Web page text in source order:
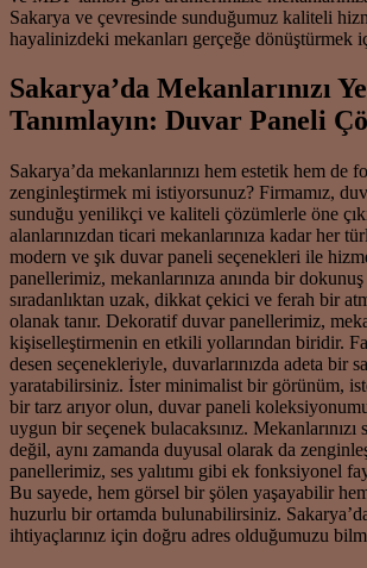
Sakarya ve çevresinde sunduğumuz kaliteli
hayalinizdeki mekanları gerçeğe dönüştürmek
Sakarya’da Mekanlarınızı
Tanımlayın: Duvar Paneli
Sakarya’da mekanlarınızı hem estetik hem de
zenginleştirmek mi istiyorsunuz? Firmamız,
sunduğu yenilikçi ve kaliteli çözümlerle öne
alanlarınızdan ticari mekanlarınıza kadar her
modern ve şık duvar paneli seçenekleri ile
panellerimiz, mekanlarınıza anında bir
sıradanlıktan uzak, dikkat çekici ve ferah bir
olanak tanır. Dekoratif duvar panellerimiz,
kişiselleştirmenin en etkili yollarından biridir.
desen seçenekleriyle, duvarlarınızda adeta bir
yaratabilirsiniz. İster minimalist bir görünüm,
bir tarz arıyor olun, duvar paneli
uygun bir seçenek bulacaksınız. Mekanlarınızı
değil, aynı zamanda duyusal olarak da
panellerimiz, ses yalıtımı gibi ek fonksiyonel
Bu sayede, hem görsel bir şölen yaşayabilir
huzurlu bir ortamda bulunabilirsiniz.
ihtiyaçlarınız için doğru adres olduğumuzu